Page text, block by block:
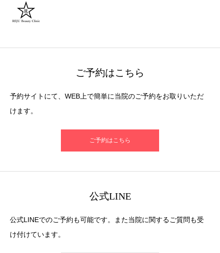
ご予約はこちら
予約サイトにて、WEB上で簡単に当院のご予約をお取りいただ
けます。
ご予約はこちら
公式LINE
公式LINEでのご予約も可能です。また当院に関するご質問も受
け付けています。